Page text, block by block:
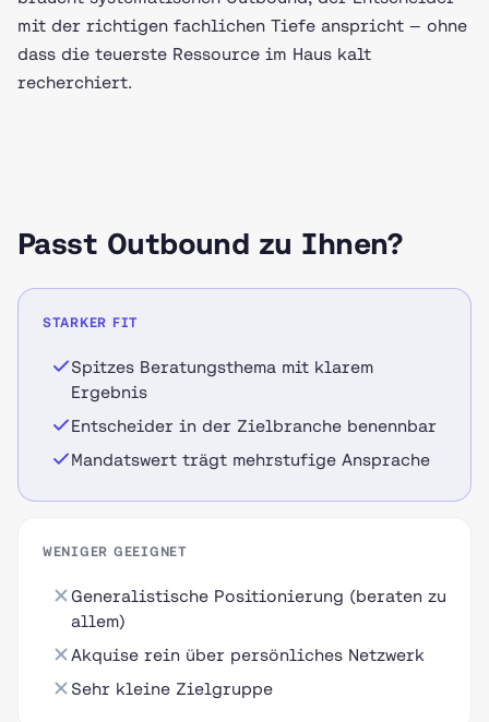
mit der richtigen fachlichen Tiefe anspricht — ohne
dass die teuerste Ressource im Haus kalt
recherchiert.
Passt Outbound zu Ihnen?
STARKER FIT
Spitzes Beratungsthema mit klarem
Ergebnis
Entscheider in der Zielbranche benennbar
Mandatswert trägt mehrstufige Ansprache
WENIGER GEEIGNET
Generalistische Positionierung (beraten zu
allem)
Akquise rein über persönliches Netzwerk
Sehr kleine Zielgruppe